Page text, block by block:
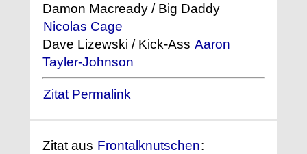
Damon Macready / Big Daddy
Nicolas Cage
Dave Lizewski / Kick-Ass Aaron
Tayler-Johnson
Zitat Permalink
Zitat aus Frontalknutschen: